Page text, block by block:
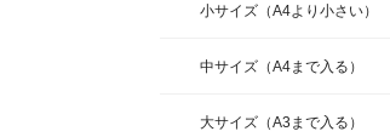
小サイズ（A4より小さい）
中サイズ（A4まで入る）
大サイズ（A3まで入る）